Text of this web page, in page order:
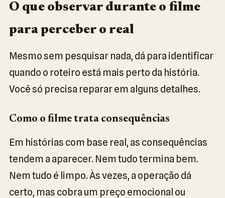
O que observar durante o filme
para perceber o real
Mesmo sem pesquisar nada, dá para identificar
quando o roteiro está mais perto da história.
Você só precisa reparar em alguns detalhes.
Como o filme trata consequências
Em histórias com base real, as consequências
tendem a aparecer. Nem tudo termina bem.
Nem tudo é limpo. Às vezes, a operação dá
certo, mas cobra um preço emocional ou